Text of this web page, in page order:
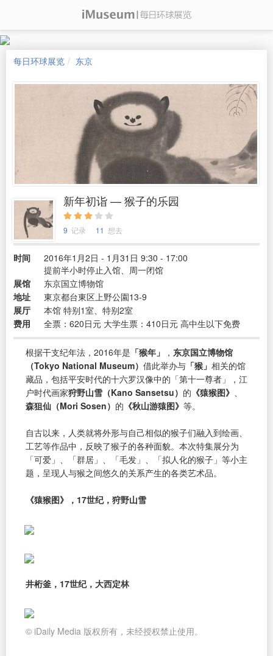
每日环球展览 东京
新年初诣 — 猴子的乐园
9 记录 11 想去
时间
2016年1月2日 - 1月31日 9:30 - 17:00
提前半小时停止入馆、周一闭馆
展馆
东京国立博物馆
地址
東京都台東区上野公園13-9
展厅
本馆 特别1室、特别2室
费用
全票：620日元 大学生票：410日元 高中生以下免费
根据干支纪年法，2016年是 「猴年」 ， 东京国立博物馆
（Tokyo National Museum） 借此举办与 「猴」 相关的馆
藏品，包括平安时代的十六罗汉像中的「第十一尊者」，江
户时代画家狩野山雪（Kano Sansetsu） 的 《猿猴图》
森狙仙（Mori Sosen） 的 《秋山游猿图》 等。
自古以来，人类就将外形与自己相似的猴子们融入到绘画、
工艺等作品中，反映了猴子的各种面貌。本次特集展分为
「可爱」、「群居」、「毛发」、「拟人化的猴子」等小主
题，呈现人与猴之间悠久的关系产生的各类艺术品。
《猿猴图》，17世纪，狩野山雪
井桁釜，17世纪，大西定林
© iDaily Media 版权所有，未经授权禁止使用。